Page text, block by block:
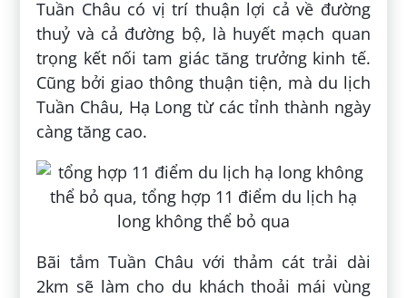
Tuần Châu có vị trí thuận lợi cả về đường
thuỷ và cả đường bộ, là huyết mạch quan
trọng kết nối tam giác tăng trưởng kinh tế.
Cũng bởi giao thông thuận tiện, mà du lịch
Tuần Châu, Hạ Long từ các tỉnh thành ngày
càng tăng cao.
Bãi tắm Tuần Châu với thảm cát trải dài
2km sẽ làm cho du khách thoải mái vùng